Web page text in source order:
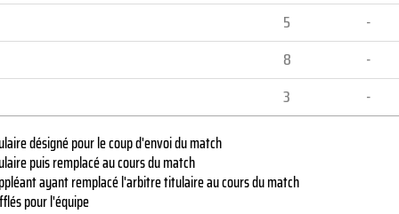
5
-
8
-
3
-
désigné pour le coup d'envoi du match
puis remplacé au cours du match
ayant remplacé l'arbitre titulaire au cours du match
pour l'équipe